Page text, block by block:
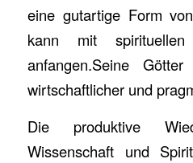
eine gutartige Form
kann mit spirituellen
anfangen.Seine
wirtschaftlicher und
Die produktive
Wissenschaft und